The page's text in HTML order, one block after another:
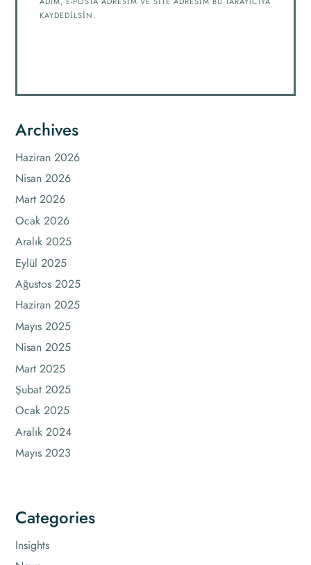
KAYDEDILSIN.
Archives
Haziran 2026
Nisan 2026
Mart 2026
Ocak 2026
Aralık 2025
Eylül 2025
Ağustos 2025
Haziran 2025
Mayıs 2025
Nisan 2025
Mart 2025
Şubat 2025
Ocak 2025
Aralık 2024
Mayıs 2023
Categories
Insights